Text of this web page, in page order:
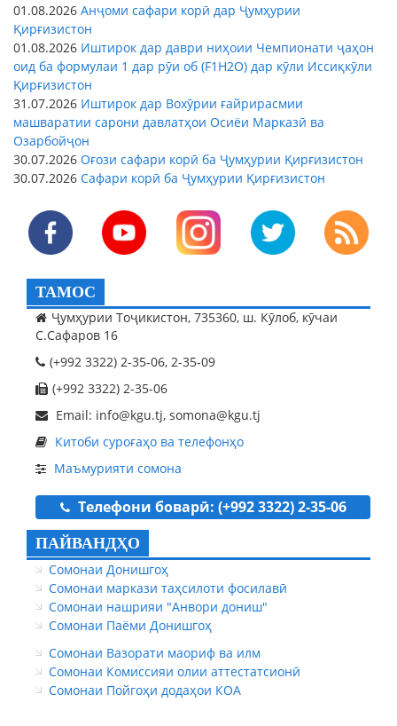
01.08.2026 Анҷоми сафари корӣ дар Ҷумҳурии
Қирғизистон
01.08.2026 Иштирок дар даври ниҳоии Чемпионати ҷаҳон
оид ба формулаи 1 дар рӯи об (F1H2O) дар кӯли Иссиқкӯли
Қирғизистон
31.07.2026 Иштирок дар Вохӯрии ғайрирасмии
машваратии сарони давлатҳои Осиёи Марказӣ ва
Озарбойҷон
30.07.2026 Оғози сафари корӣ ба Ҷумҳурии Қирғизистон
30.07.2026 Сафари корӣ ба Ҷумҳурии Қирғизистон
ТАМОС
Ҷумҳурии Тоҷикистон, 735360, ш. Кӯлоб, кӯчаи
С.Сафаров 16
(+992 3322) 2-35-06, 2-35-09
(+992 3322) 2-35-06
Email: info@kgu.tj, somona@kgu.tj
Китоби суроғаҳо ва телефонҳо
Маъмурияти сомона
Телефони боварӣ: (+992 3322) 2-35-06
ПАЙВАНДҲО
Сомонаи Донишгоҳ
Сомонаи маркази таҳсилоти фосилавӣ
Сомонаи нашрияи "Анвори дониш"
Сомонаи Паёми Донишгоҳ
Сомонаи Вазорати маориф ва илм
Сомонаи Комиссияи олии аттестатсионӣ
Сомонаи Пойгоҳи додаҳои КОА